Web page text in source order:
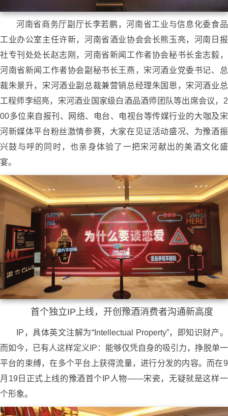
河南省商务厅副厅长李若鹏，河南省工业与信息化委食品
工业办公室主任许新，河南省酒业协会会长熊玉亮，河南日报
社专刊处处长赵志刚，河南省新闻工作者协会秘书长金志毅，
河南省新闻工作者协会副秘书长王燕，宋河酒业党委书记、总
裁朱景升，宋河酒业副总裁兼营销总经理朱国恩，宋河酒业总
工程师李绍亮，宋河酒业国家级白酒品酒师团队等出席会议，2
00多位来自报刊、网络、电台、电视台等传媒行业的大咖及宋
河新媒体平台粉丝激情参赛，大家在见证活动盛况、为豫酒振
兴鼓与呼的同时，也亲身体验了一把宋河献出的美酒文化盛
宴。
首个独立IP上线，开创豫酒消费者沟通新高度
IP，具体英文注解为“Intellectual Property”，即知识财产。
而如今，已有人这样定义IP：能够仅凭自身的吸引力，挣脱单一
平台的束缚，在多个平台上获得流量，进行分发的内容。而在9
月19日正式上线的豫酒首个IP人物——宋瓷，无疑就是这样一
个形象。